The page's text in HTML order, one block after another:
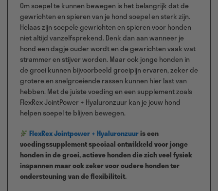
Om soepel te kunnen bewegen is het belangrijk dat de
gewrichten en spieren van je hond soepel en sterk zijn.
Helaas zijn soepele gewrichten en spieren voor honden
niet altijd vanzelfsprekend. Denk dan aan wanneer je
hond een dagje ouder wordt en de gewrichten vaak wat
strammer en stijver worden. Maar ook jonge honden in
de groei kunnen bijvoorbeeld groeipijn ervaren, zeker de
grotere en snelgroeiende rassen kunnen hier last van
hebben. Met de juiste voeding en een supplement zoals
FlexRex JointPower + Hyaluronzuur kan je jouw hond
helpen soepel te blijven bewegen.
FlexRex Jointpower + Hyaluronzuuris een
voedingssupplement speciaal ontwikkeld voor jonge
honden in de groei, actieve honden die zich veel fysiek
inspannen maar ook zeker voor oudere honden ter
ondersteuning van de flexibiliteit.